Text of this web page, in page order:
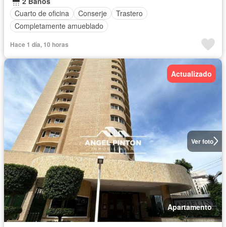
Cuarto de oficina
Conserje
Trastero
Completamente amueblado
Hace 1 día, 10 horas
Ver foto
Actualizado
Apartamento